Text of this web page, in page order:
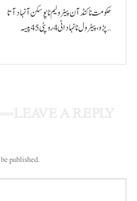
حکومت نا کنڈ آن پیٹرولیم نا پوسکن آ نہاد آتا
پڑو،پیٹرول نا نہاد اٹی 4 روپئی 45 پیسہ…
published.